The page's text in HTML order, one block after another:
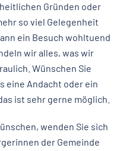
Gründen oder
so viel Gelegenheit
ein Besuch wohltuend
wir alles, was wir
Wünschen Sie
eine Andacht oder ein
ist sehr gerne möglich.
wenden Sie sich
der Gemeinde